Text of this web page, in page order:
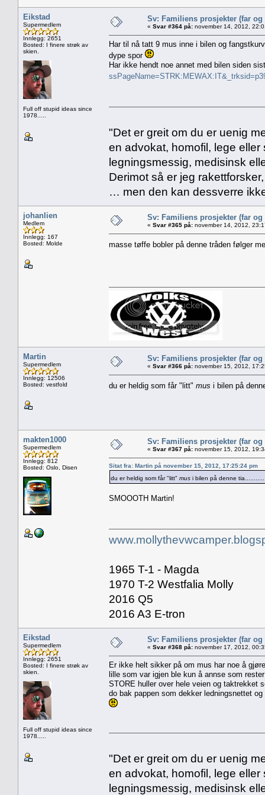
Eikstad
Supermedlem
Innlegg: 2651
Bosted: I finere strøk av
skien.
Full off stupid ideas since
1978.....
Sv: Familiens prosjekter (far og
« Svar #364 på: november 14, 2012,
Har til nå tatt 9 mus inne i bilen og
dype spor
Har ikke hendt noe annet med bilen siden
"Det er greit om du er uenig
en advokat, homofil, lege
legningsmessig, medisinsk
Derimot så er jeg
… men den kan dessverre
johanlien
Medlem
Innlegg: 167
Bosted: Molde
Sv: Familiens prosjekter (far og
« Svar #365 på: november 14, 2012,
masse tøffe bobler på denne tråden følger
Martin
Supermedlem
Innlegg: 12506
Bosted: vestfold
Sv: Familiens prosjekter (far og
« Svar #366 på: november 15, 2012,
du er heldig som får "litt" mus i bilen på
makten1000
Supermedlem
Innlegg: 812
Bosted: Oslo, Disen
Sv: Familiens prosjekter (far og
« Svar #367 på: november 15, 2012,
Sitat fra: Martin på november 15, 2012, 17:25:24 pm
du er heldig som får "litt" mus i bilen på denne
SMOOOTH Martin!
1965 T-1 - Magda
1970 T-2 Westfalia Molly
2016 Q5
2016 A3 E-tron
Eikstad
Supermedlem
Innlegg: 2651
Bosted: I finere strøk av
skien.
Full off stupid ideas since
1978.....
Sv: Familiens prosjekter (far og
« Svar #368 på: november 17, 2012,
Er ikke helt sikker på om mus har noe å
lille som var igjen ble kun å annse som
STORE huller over hele veien og taktrekket
do bak pappen som dekker ledningsnettet
"Det er greit om du er uenig
en advokat, homofil, lege
legningsmessig, medisinsk